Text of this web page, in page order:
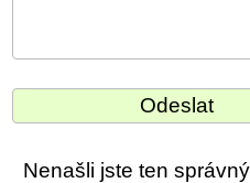
Nenašli jste ten